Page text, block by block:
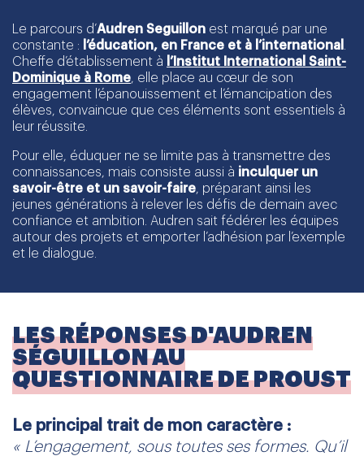
Le parcours d’Audren Seguillon est marqué par une
constante : l’éducation, en France et à l’international .
Cheffe d’établissement à l’Institut International Saint-
Dominique à Rome, elle place au cœur de son
engagement l’épanouissement et l’émancipation des
élèves, convaincue que ces éléments sont essentiels à
leur réussite.
Pour elle, éduquer ne se limite pas à transmettre des
connaissances, mais consiste aussi à inculquer un
savoir-être et un savoir-faire, préparant ainsi les
jeunes générations à relever les défis de demain avec
confiance et ambition. Audren sait fédérer les équipes
autour des projets et emporter l’adhésion par l’exemple
et le dialogue.
LES RÉPONSES D'AUDREN
SÉGUILLON AU
QUESTIONNAIRE DE PROUST
Le principal trait de mon caractère :
« L’engagement, sous toutes ses formes. Qu’il